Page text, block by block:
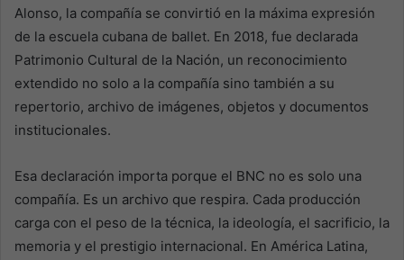
Alonso, la compañía se convirtió en la máxima expresión
de la escuela cubana de ballet. En 2018, fue declarada
Patrimonio Cultural de la Nación, un reconocimiento
extendido no solo a la compañía sino también a su
repertorio, archivo de imágenes, objetos y documentos
institucionales.
Esa declaración importa porque el BNC no es solo una
compañía. Es un archivo que respira. Cada producción
carga con el peso de la técnica, la ideología, el sacrificio, la
memoria y el prestigio internacional. En América Latina,